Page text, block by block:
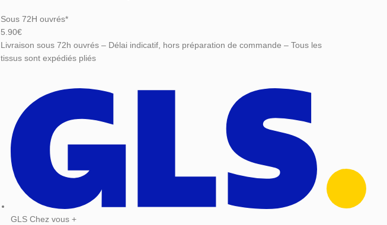
Sous 72H ouvrés*
5.90€
Livraison sous 72h ouvrés – Délai indicatif, hors préparation de commande – Tous les
tissus sont expédiés pliés
GLS Chez vous +